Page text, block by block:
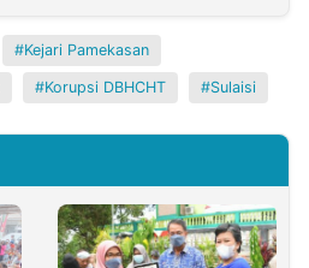
Kejari Pamekasan
Korupsi DBHCHT Sulaisi